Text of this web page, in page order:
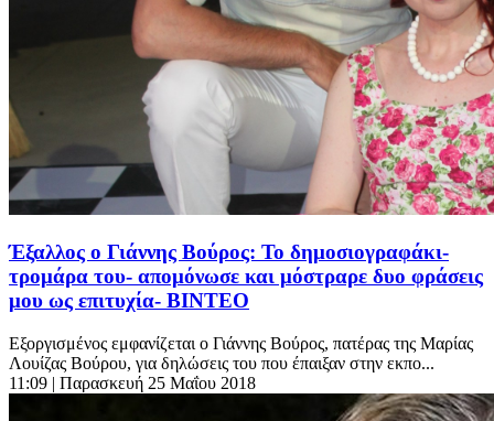
Έξαλλος ο Γιάννης Βούρος: Το δημοσιογραφάκι-
τρομάρα του- απομόνωσε και μόστραρε δυο φράσεις
μου ως επιτυχία- ΒΙΝΤΕΟ
Εξοργισμένος εμφανίζεται ο Γιάννης Βούρος, πατέρας της Μαρίας
Λουίζας Βούρου, για δηλώσεις του που έπαιξαν στην εκπο...
11:09 | Παρασκευή 25 Μαΐου 2018